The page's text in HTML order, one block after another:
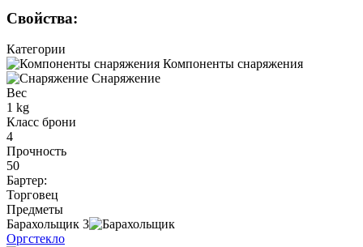
Свойства:
Категории
Компоненты снаряжения
Снаряжение
Вес
1 kg
Класс брони
4
Прочность
50
Бартер:
Торговец
Предметы
Барахольщик 3
Оргстекло